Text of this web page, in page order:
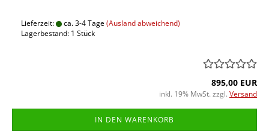
Lieferzeit: ca. 3-4 Tage(Ausland abweichend)
Lagerbestand: 1 Stück
895,00 EUR
inkl. 19% MwSt. zzgl. Versand
IN DEN WARENKORB